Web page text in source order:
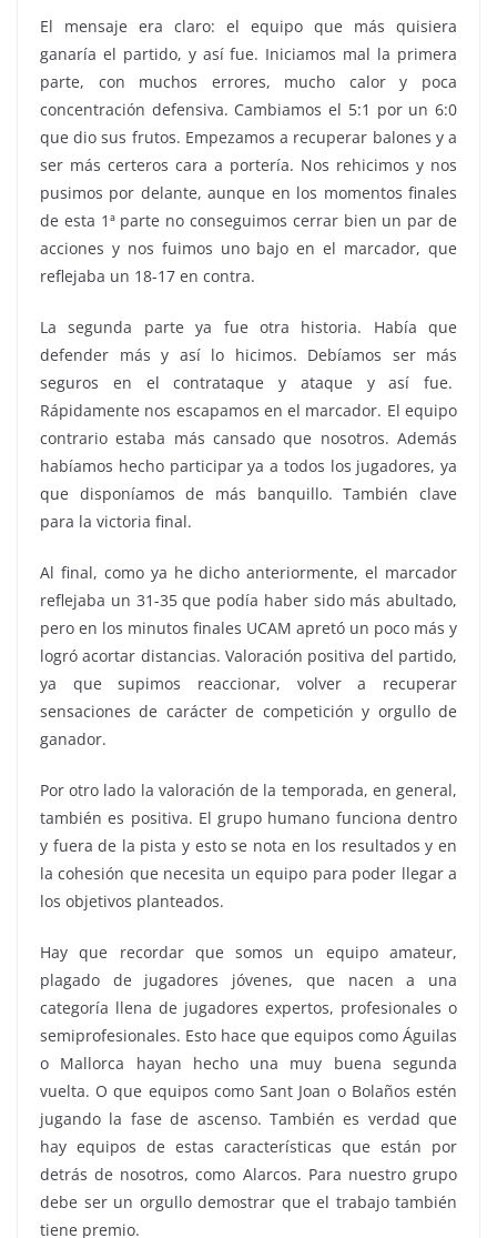
El mensaje era claro: el equipo que más quisiera
ganaría el partido, y así fue. Iniciamos mal la primera
parte, con muchos errores, mucho calor y poca
concentración defensiva. Cambiamos el 5:1 por un 6:0
que dio sus frutos. Empezamos a recuperar balones y a
ser más certeros cara a portería. Nos rehicimos y nos
pusimos por delante, aunque en los momentos finales
de esta 1ª parte no conseguimos cerrar bien un par de
acciones y nos fuimos uno bajo en el marcador, que
reflejaba un 18-17 en contra.
La segunda parte ya fue otra historia. Había que
defender más y así lo hicimos. Debíamos ser más
seguros en el contrataque y ataque y así fue.
Rápidamente nos escapamos en el marcador. El equipo
contrario estaba más cansado que nosotros. Además
habíamos hecho participar ya a todos los jugadores, ya
que disponíamos de más banquillo. También clave
para la victoria final.
Al final, como ya he dicho anteriormente, el marcador
reflejaba un 31-35 que podía haber sido más abultado,
pero en los minutos finales UCAM apretó un poco más y
logró acortar distancias. Valoración positiva del partido,
ya que supimos reaccionar, volver a recuperar
sensaciones de carácter de competición y orgullo de
ganador.
Por otro lado la valoración de la temporada, en general,
también es positiva. El grupo humano funciona dentro
y fuera de la pista y esto se nota en los resultados y en
la cohesión que necesita un equipo para poder llegar a
los objetivos planteados.
Hay que recordar que somos un equipo amateur,
plagado de jugadores jóvenes, que nacen a una
categoría llena de jugadores expertos, profesionales o
semiprofesionales. Esto hace que equipos como Águilas
o Mallorca hayan hecho una muy buena segunda
vuelta. O que equipos como Sant Joan o Bolaños estén
jugando la fase de ascenso. También es verdad que
hay equipos de estas características que están por
detrás de nosotros, como Alarcos. Para nuestro grupo
debe ser un orgullo demostrar que el trabajo también
tiene premio.